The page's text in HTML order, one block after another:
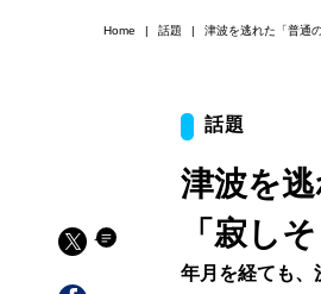
Home 話題 津波を逃れた「普通
話題
津波を
「寂し
年月を経ても、